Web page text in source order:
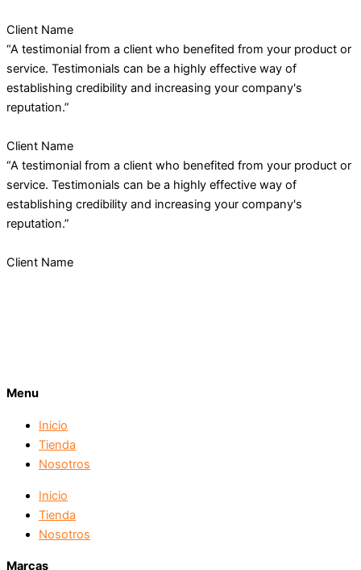
Client Name
“A testimonial from a client who benefited from your product or
service. Testimonials can be a highly effective way of
establishing credibility and increasing your company's
reputation.”
Client Name
“A testimonial from a client who benefited from your product or
service. Testimonials can be a highly effective way of
establishing credibility and increasing your company's
reputation.”
Client Name
Menu
Inicio
Tienda
Nosotros
Inicio
Tienda
Nosotros
Marcas